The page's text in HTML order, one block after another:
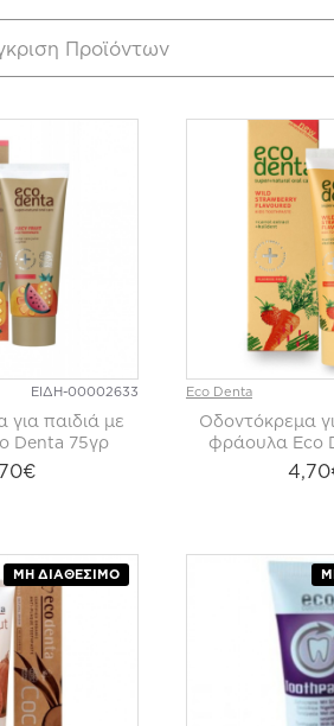
Προϊόντων
ΕΙΔΗ-00002633
παιδιά με
Denta 75γρ
Eco Denta
Οδοντόκρεμα
φράουλα Eco
ΜΗ ΔΙΑΘΈΣΙΜΟ